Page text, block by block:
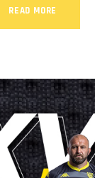
READ MORE